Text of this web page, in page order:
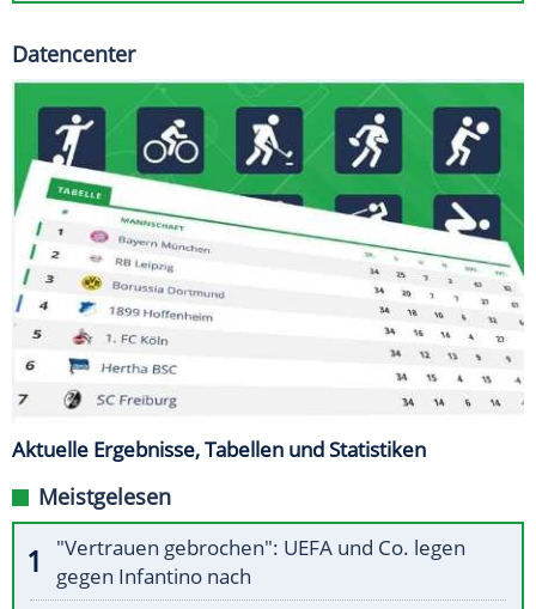
Datencenter
Aktuelle Ergebnisse, Tabellen und Statistiken
Meistgelesen
"Vertrauen gebrochen": UEFA und Co. legen
gegen Infantino nach